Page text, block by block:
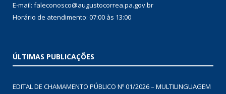
PREFEITURA DE AUGUSTO CORRÊA
End.: Praça São Miguel, 60
Centro São Miguel – PA
Fone: (91) 98233-4626